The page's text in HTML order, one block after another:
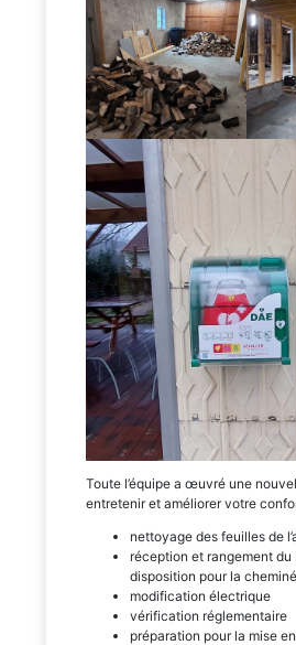
Toute l’équipe a œuvré une
entretenir et améliorer votre
nettoyage des feuilles de
réception et rangement du
disposition pour la
modification électrique
vérification réglementaire
préparation pour la mise